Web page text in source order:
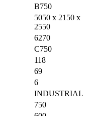
B750
5050 x 2150 x
2550
6270
C750
118
69
6
INDUSTRIAL
750